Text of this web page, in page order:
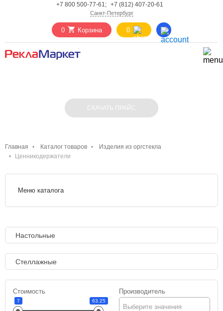
+7 800 500-77-61; +7 (812) 407-20-61
Санкт-Петербург
0 Корзина 0
СКАЧАТЬ ПРАЙС
Главная Каталог товаров
Изделия из оргстекла
Ценникодержатели
Меню каталога
Настольные
Стеллажные
Стоимость
7 63.25
Производитель
Выберите значения